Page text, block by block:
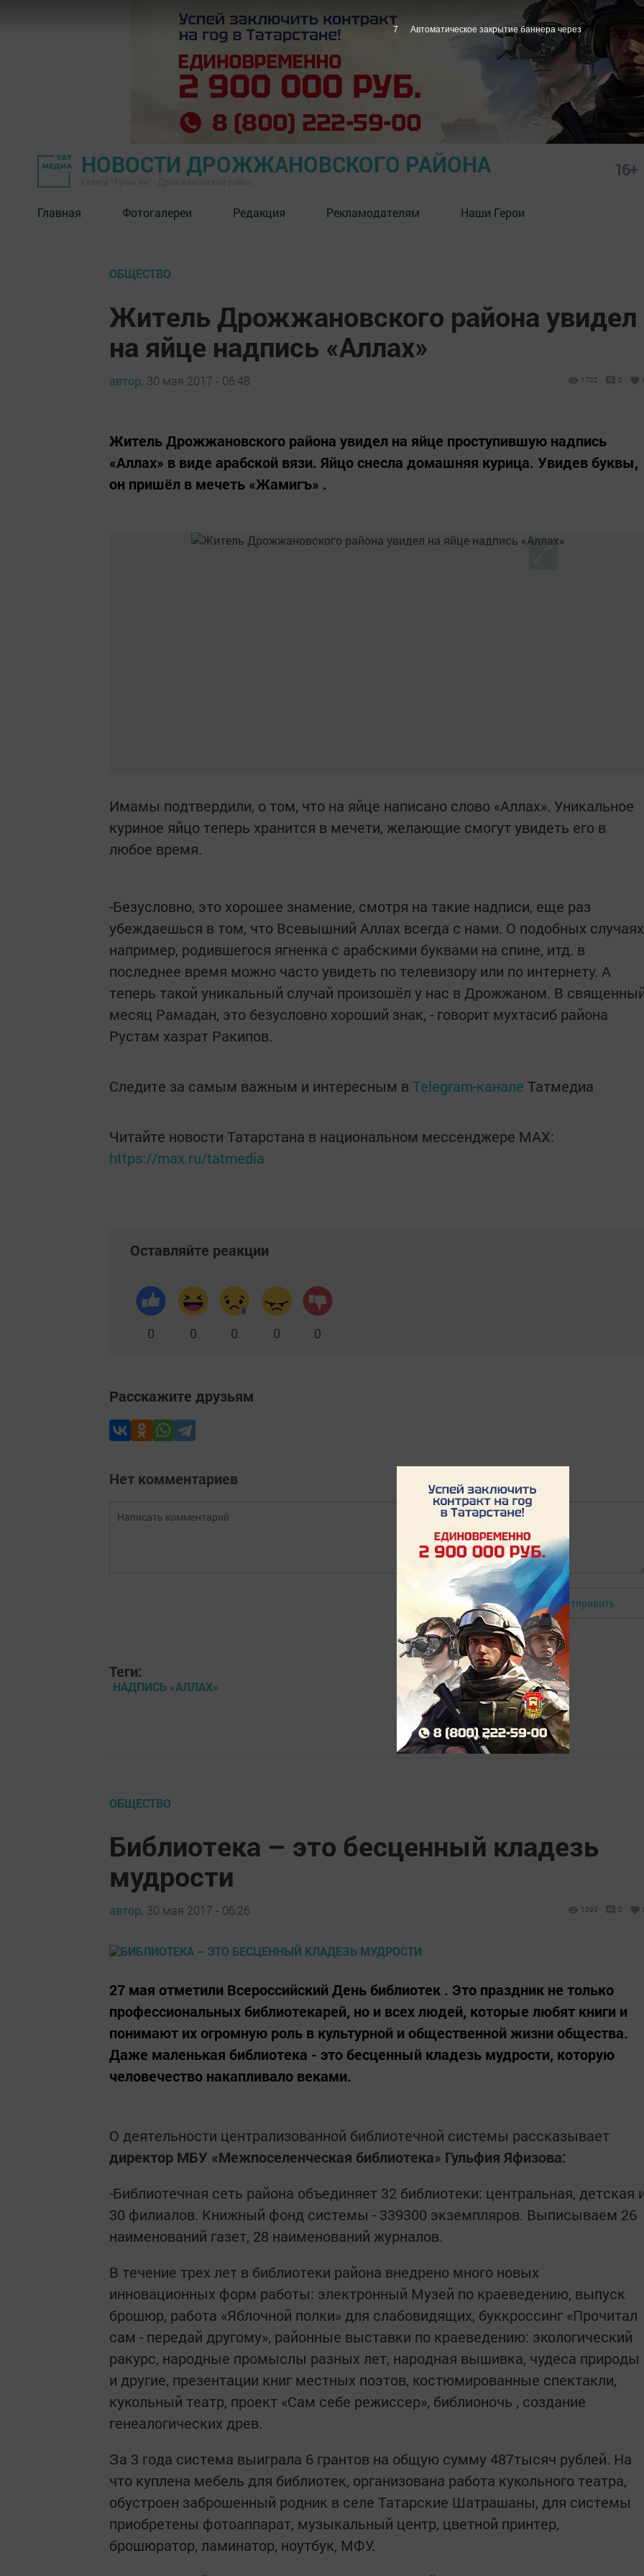
НОВОСТИ ДРОЖЖАНОВСКОГО РАЙОНА 16+
Главная Фотогалереи Редакция Рекламодателям Наши Герои
ОБЩЕСТВО
Житель Дрожжановского района увидел
на яйце надпись «Аллах»
автор, 30 мая 2017 - 06:48 1702 0
Житель Дрожжановского района увидел на яйце проступившую надпись
«Аллах» в виде арабской вязи. Яйцо снесла домашняя курица. Увидев буквы,
он пришёл в мечеть «Жамигъ» .
Имамы подтвердили, о том, что на яйце написано слово «Аллах». Уникальное
куриное яйцо теперь хранится в мечети, желающие смогут увидеть его в
любое время.
-Безусловно, это хорошее знамение, смотря на такие надписи, еще раз
убеждаешься в том, что Всевышний Аллах всегда с нами. О подобных
например, родившегося ягненка с арабскими буквами на спине, итд. в
последнее время можно часто увидеть по телевизору или по интернету. А
теперь такой уникальный случай произошёл у нас в Дрожжаном. В
месяц Рамадан, это безусловно хороший знак, - говорит мухтасиб района
Рустам хазрат Ракипов.
Следите за самым важным и интересным в Telegram-канале Татмедиа
Читайте новости Татарстана в национальном мессенджере MАХ:
https://max.ru/tatmedia
Оставляйте реакции
0 0 0 0 0
Расскажите друзьям
Нет комментариев
Авторизоваться Отправить
Теги:
НАДПИСЬ «АЛЛАХ»
ОБЩЕСТВО
Библиотека – это бесценный кладезь
мудрости
автор, 30 мая 2017 - 06:26 1593 0
27 мая отметили Всероссийский День библиотек . Это праздник не только
профессиональных библиотекарей, но и всех людей, которые любят книги и
понимают их огромную роль в культурной и общественной жизни общества.
Даже маленькая библиотека - это бесценный кладезь мудрости, которую
человечество накапливало веками.
О деятельности централизованной библиотечной системы рассказывает
директор МБУ «Межпоселенческая библиотека» Гульфия Яфизова:
-Библиотечная сеть района объединяет 32 библиотеки: центральная, детская
30 филиалов. Книжный фонд системы - 339300 экземпляров. Выписываем 26
наименований газет, 28 наименований журналов.
В течение трех лет в библиотеки района внедрено много новых
инновационных форм работы: электронный Музей по краеведению, выпуск
брошюр, работа «Яблочной полки» для слабовидящих, буккроссинг «Прочитал
сам - передай другому», районные выставки по краеведению: экологический
ракурс, народные промыслы разных лет, народная вышивка, чудеса природы
и другие, презентации книг местных поэтов, костюмированные спектакли,
кукольный театр, проект «Сам себе режиссер», библионочь , создание
генеалогических древ.
За 3 года система выиграла 6 грантов на общую сумму 487тысяч рублей. На
что куплена мебель для библиотек, организована работа кукольного театра,
обустроен заброшенный родник в селе Татарские Шатрашаны, для системы
приобретены фотоаппарат, музыкальный центр, цветной принтер,
брошюратор, ламинатор, ноутбук, МФУ.
6 Автоматическое закрытие баннера через